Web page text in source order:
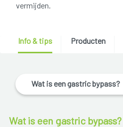
vermijden.
Info & tips Producten
Wat is een gastric bypass?
Wat is een gastric bypass?